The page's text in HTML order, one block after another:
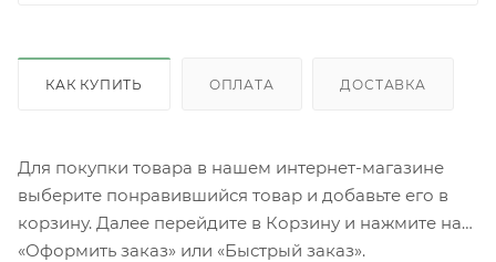
КАК КУПИТЬ ОПЛАТА ДОСТАВКА
Для покупки товара в нашем интернет-магазине
выберите понравившийся товар и добавьте его в
корзину. Далее перейдите в Корзину и нажмите на
«Оформить заказ» или «Быстрый заказ».